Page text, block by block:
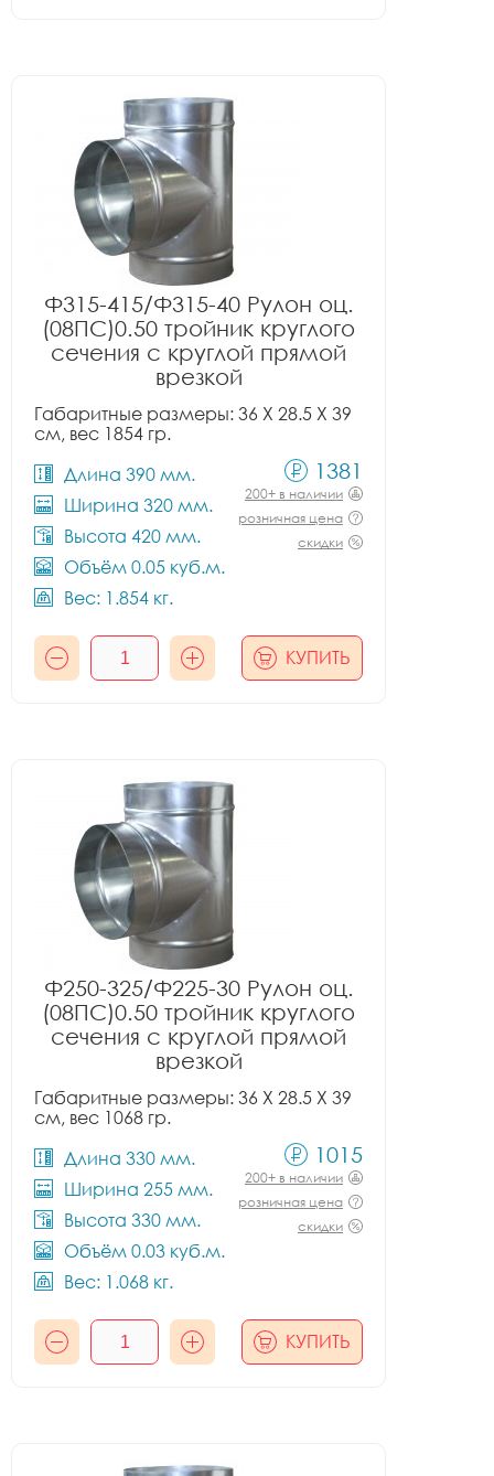
Ф315-415/Ф315-40 Рулон оц.
(08ПС)0.50 тройник круглого
сечения с круглой прямой
врезкой
Габаритные размеры: 36 X 28.5 X 39
см, вес 1854 гр.
Длина 390 мм.
Ширина 320 мм.
Высота 420 мм.
Объём 0.05 куб.м.
Вес: 1.854 кг.
1381
200+ в наличии
розничная цена
скидки
КУПИТЬ
Ф250-325/Ф225-30 Рулон оц.
(08ПС)0.50 тройник круглого
сечения с круглой прямой
врезкой
Габаритные размеры: 36 X 28.5 X 39
см, вес 1068 гр.
Длина 330 мм.
Ширина 255 мм.
Высота 330 мм.
Объём 0.03 куб.м.
Вес: 1.068 кг.
1015
200+ в наличии
розничная цена
скидки
КУПИТЬ